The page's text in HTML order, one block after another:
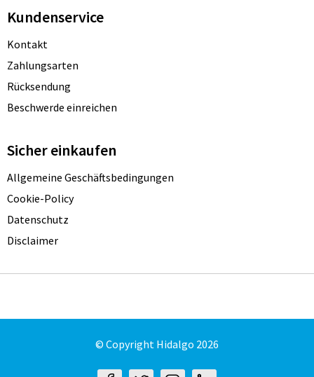
Kundenservice
Kontakt
Zahlungsarten
Rücksendung
Beschwerde einreichen
Sicher einkaufen
Allgemeine Geschäftsbedingungen
Cookie-Policy
Datenschutz
Disclaimer
© Copyright Hidalgo 2026